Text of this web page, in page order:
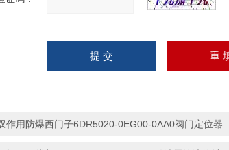
作用防爆西门子6DR5020-0EG00-0AA0阀门定位器